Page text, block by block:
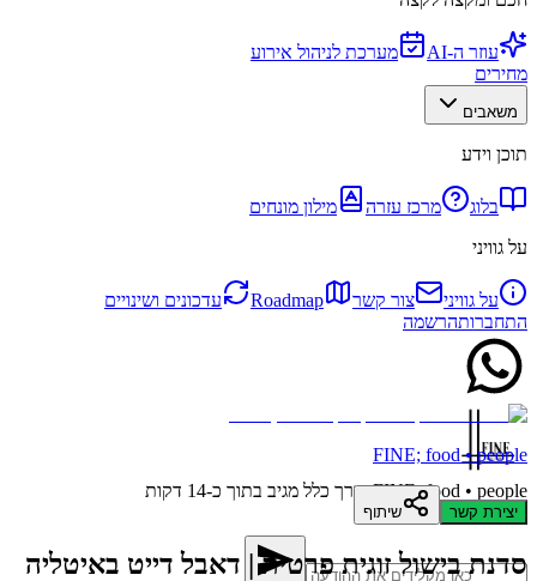
עוזר ה-AI
מערכת לניהול אירוע
מחירים
משאבים
תוכן וידע
בלוג מרכז עזרה
מילון מונחים
על גוויני
על גוויני צור קשר Roadmap
עדכונים ושינויים
התחברותהרשמה
FINE; food • peopleבדרך כלל מגיב בתוך כ-14 דקות
FINE; food • people
יצירת קשר שיתוף
סדנת בישול זוגית פרטית | דאבל דייט באיטליה